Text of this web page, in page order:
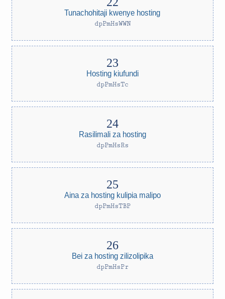
Tunachohitaji kwenye hosting
dpPmHsWWN
Hosting kiufundi
dpPmHsTc
Rasilimali za hosting
dpPmHsRs
Aina za hosting kulipia malipo
dpPmHsTBP
Bei za hosting zilizolipika
dpPmHsPr